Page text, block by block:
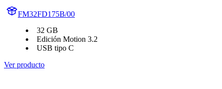
FM32FD175B/00
32 GB
Edición Motion 3.2
USB tipo C
Ver producto